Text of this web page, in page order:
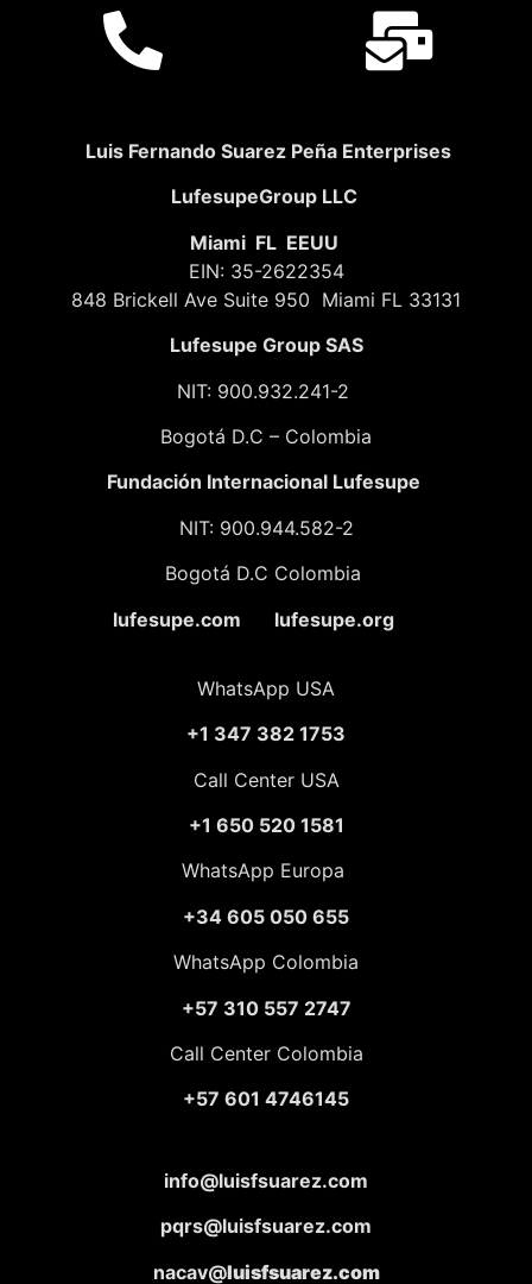
Luis Fernando Suarez Peña Enterprises
LufesupeGroup LLC
Miami FL EEUU
EIN: 35-2622354
848 Brickell Ave Suite 950 Miami FL 33131
Lufesupe Group SAS
NIT: 900.932.241-2
Bogotá D.C – Colombia
Fundación Internacional Lufesupe
NIT: 900.944.582-2
Bogotá D.C Colombia
lufesupe.com lufesupe.org
WhatsApp USA
+1 347 382 1753
Call Center USA
+1 650 520 1581
WhatsApp Europa
+34 605 050 655
WhatsApp Colombia
+57 310 557 2747
Call Center Colombia
+57 601 4746145
info@luisfsuarez.com
pqrs@luisfsuarez.com
nacav@luisfsuarez.com